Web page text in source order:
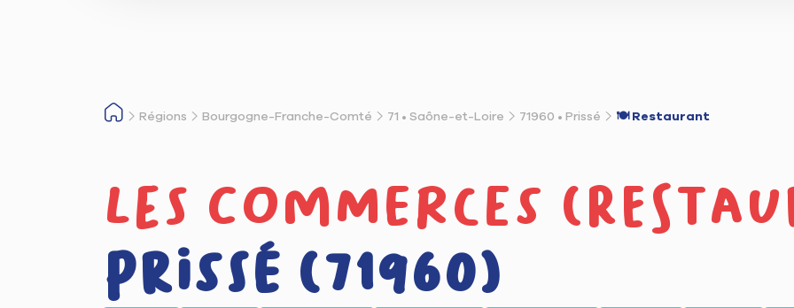
Régions Bourgogne-Franche-Comté 71 • Saône-et-Loire 71960 • Prissé 🍽️ Restaurant
Les commerces
Prissé (71960)